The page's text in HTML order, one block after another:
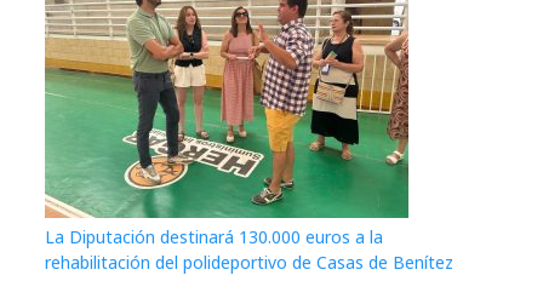
La Diputación destinará 130.000 euros a la
rehabilitación del polideportivo de Casas de Benítez